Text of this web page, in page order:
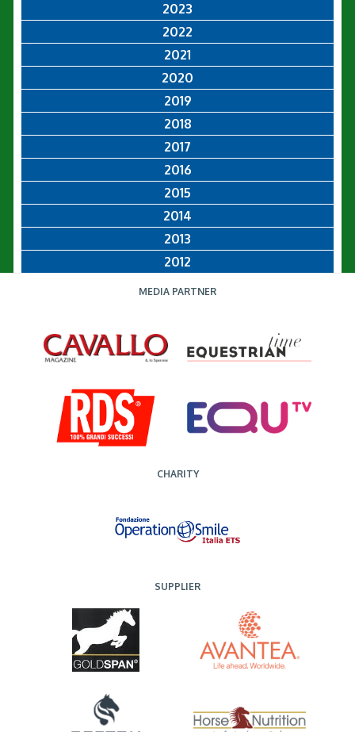
2023
2022
2021
2020
2019
2018
2017
2016
2015
2014
2013
2012
MEDIA PARTNER
CHARITY
SUPPLIER